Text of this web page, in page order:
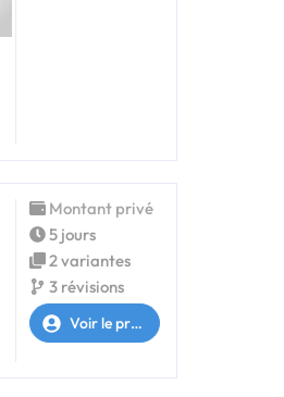
Montant privé
5 jours
2 variantes
3 révisions
Voir le profil